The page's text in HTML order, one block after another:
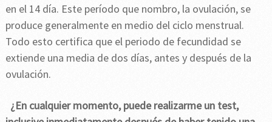
en el 14 día. Este período que nombro, la ovulación, se
produce generalmente en medio del ciclo menstrual.
Todo esto certifica que el periodo de fecundidad se
extiende una media de dos días, antes y después de la
ovulación.
¿En cualquier momento, puede realizarme un test,